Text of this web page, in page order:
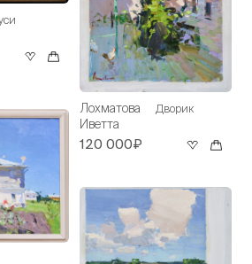
Лохматова
Иветта
Дворик
120 000₽